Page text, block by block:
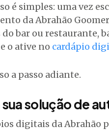
é simples: uma vez
da Abrahão Goomer
do bar ou restaurante,
o ative no cardápio
a passo adiante.
sua solução de
digitais da Abrahão